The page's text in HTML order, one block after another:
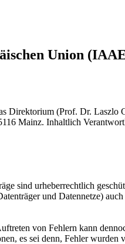
Union
(Prof. Dr. Laszlo
Mainz. Inhaltlich
sind urheberrechtlich
und Datennetze)
von Fehlern kann
es sei denn, Fehler wurden